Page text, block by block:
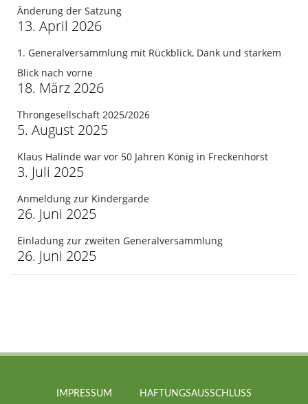
Änderung der Satzung
13. April 2026
1. Generalversammlung mit Rückblick, Dank und starkem
Blick nach vorne
18. März 2026
Throngesellschaft 2025/2026
5. August 2025
Klaus Halinde war vor 50 Jahren König in Freckenhorst
3. Juli 2025
Anmeldung zur Kindergarde
26. Juni 2025
Einladung zur zweiten Generalversammlung
26. Juni 2025
IMPRESSUM HAFTUNGSAUSSCHLUSS